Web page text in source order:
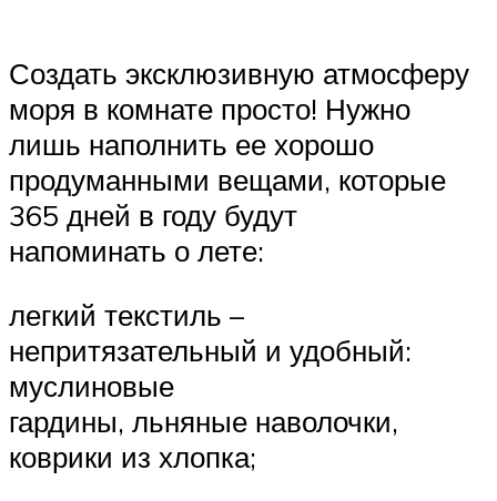
Создать эксклюзивную атмосферу
моря в комнате просто! Нужно
лишь наполнить ее хорошо
продуманными вещами, которые
365 дней в году будут
напоминать о лете:
легкий текстиль –
непритязательный и удобный:
муслиновые
гардины, льняные наволочки,
коврики из хлопка;